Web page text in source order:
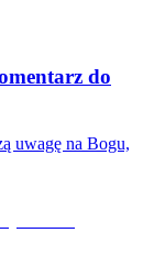
do
uwagę na Bogu,